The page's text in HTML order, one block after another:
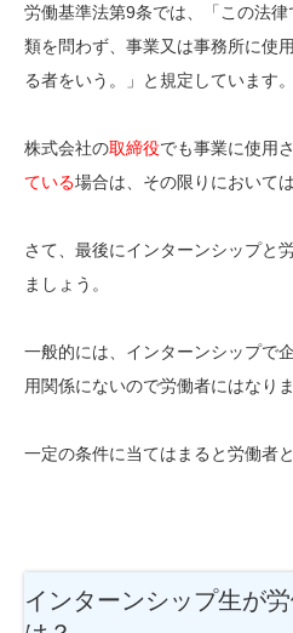
労働基準法第9条では、「この法
類を問わず、事業又は事務所に使
る者をいう。」と規定しています。
株式会社の取締役でも事業に使用
ている場合は、その限りにおいて
さて、最後にインターンシップと
ましょう。
一般的には、インターンシップで
用関係にないので労働者にはなりま
一定の条件に当てはまると労働者
インターンシップ生が